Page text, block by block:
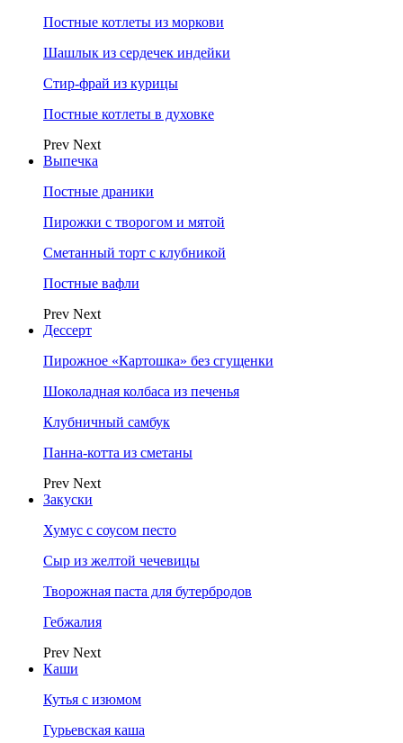
Постные котлеты из моркови
Шашлык из сердечек индейки
Стир-фрай из курицы
Постные котлеты в духовке
Prev Next
Выпечка
Постные драники
Пирожки с творогом и мятой
Сметанный торт с клубникой
Постные вафли
Prev Next
Дессерт
Пирожное «Картошка» без сгущенки
Шоколадная колбаса из печенья
Клубничный самбук
Панна-котта из сметаны
Prev Next
Закуски
Хумус с соусом песто
Сыр из желтой чечевицы
Творожная паста для бутербродов
Гебжалия
Prev Next
Каши
Кутья с изюмом
Гурьевская каша